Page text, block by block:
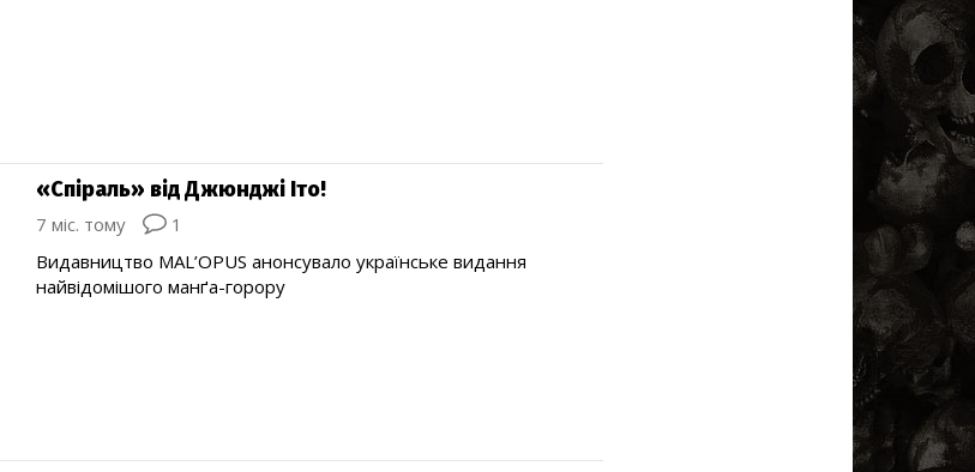
«Спіраль» від Джюнджі Іто!
7 міс. тому
1
Видавництво MAL’OPUS анонсувало українське видання
найвідомішого манґа-горору